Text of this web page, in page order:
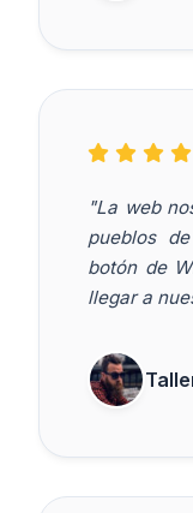
"La web
pueblos
botón de
llegar a